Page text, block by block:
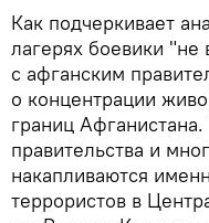
Как подчеркивает
лагерях боевики "не
с афганским
о концентрации
границ
правительства и
накапливаются
террористов в